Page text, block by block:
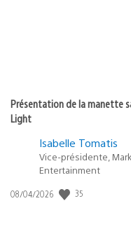
Présentation de la manette
Light
Isabelle Tomatis
Vice-présidente,
Entertainment
Date
08/04/2026 35